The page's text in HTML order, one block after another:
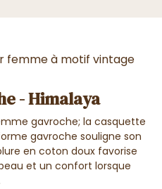
femme à motif vintage
- Himalaya
gavroche; la casquette
gavroche souligne son
en coton doux favorise
et un confort lorsque